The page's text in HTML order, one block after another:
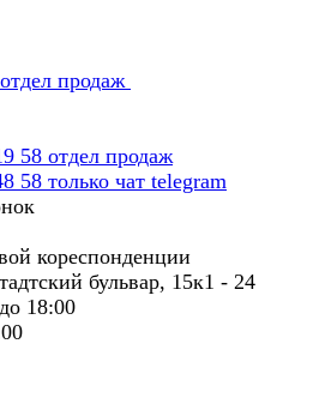
отдел продаж
58 отдел продаж
58 только чат telegram
кореспонденции
бульвар, 15к1 - 24
18:00